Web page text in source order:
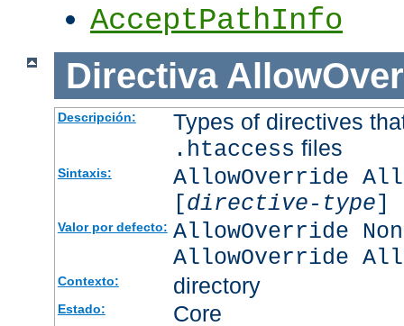
AcceptPathInfo
Directiva
Descripción: Types of directives
.htaccess files
Sintaxis:
AllowOverride
[directive-type]
Valor por defecto: AllowOverride
AllowOverride
Contexto: directory
Estado: Core